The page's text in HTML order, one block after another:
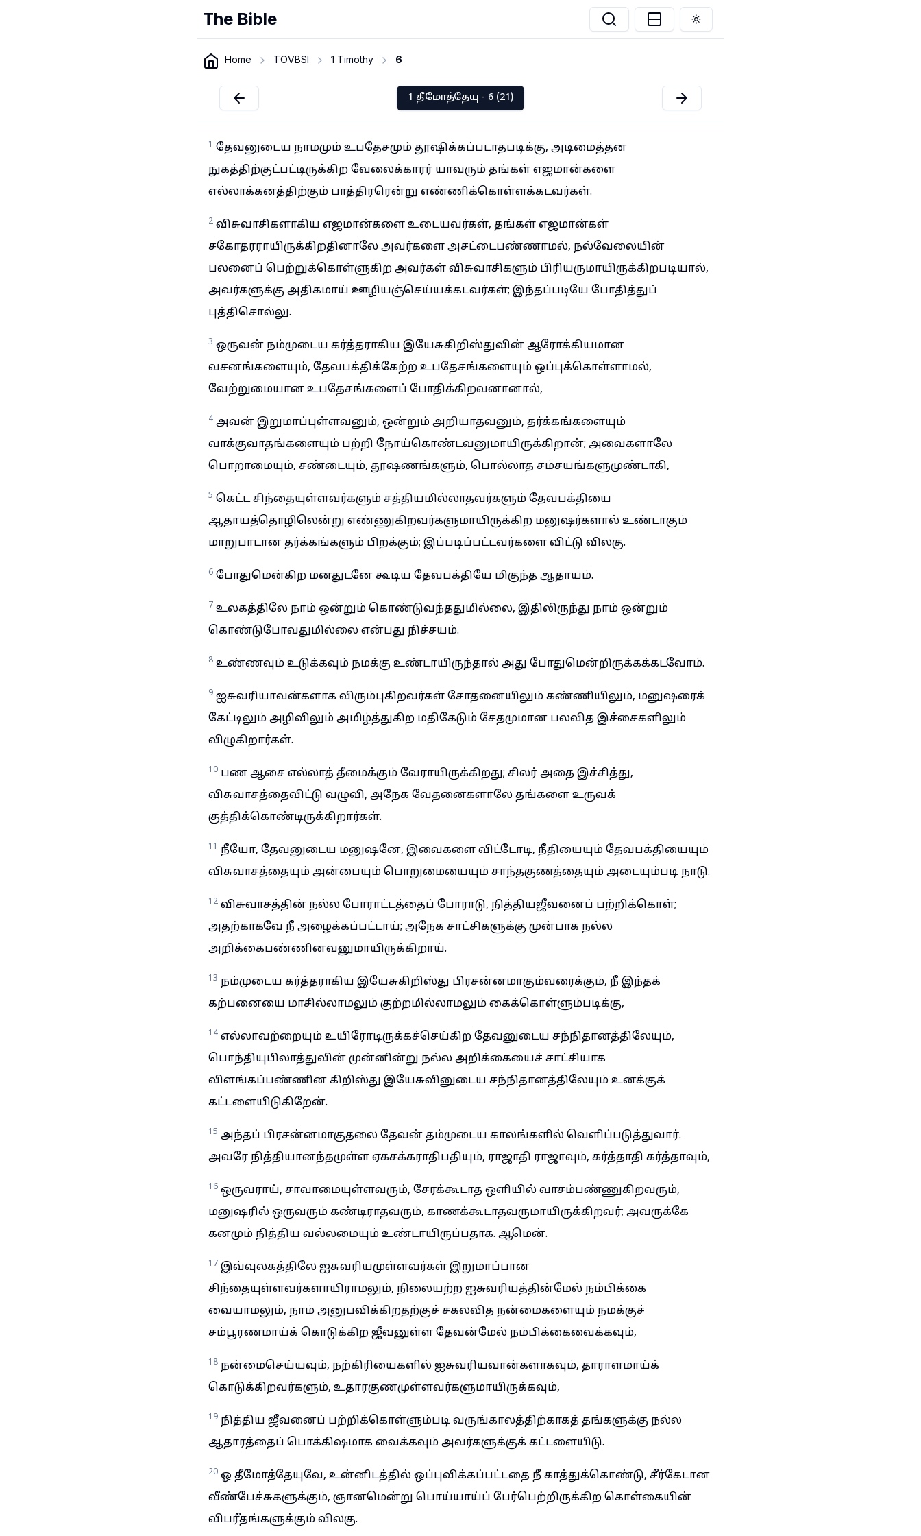
The Bible Toggle theme
Home TOVBSI 1 Timothy 6
1 தீமோத்தேயு - 6 (21)
1 தேவனுடைய நாமமும் உபதேசமும் தூஷிக்கப்படாதபடிக்கு, அடிமைத்தன
நுகத்திற்குட்பட்டிருக்கிற வேலைக்காரர் யாவரும் தங்கள் எஜமான்களை
எல்லாக்கனத்திற்கும் பாத்திரரென்று எண்ணிக்கொள்ளக்கடவர்கள்.
2 விசுவாசிகளாகிய எஜமான்களை உடையவர்கள், தங்கள் எஜமான்கள்
சகோதரராயிருக்கிறதினாலே அவர்களை அசட்டைபண்ணாமல், நல்வேலையின்
பலனைப் பெற்றுக்கொள்ளுகிற அவர்கள் விசுவாசிகளும் பிரியருமாயிருக்கிறபடியால்,
அவர்களுக்கு அதிகமாய் ஊழியஞ்செய்யக்கடவர்கள்; இந்தப்படியே போதித்துப்
புத்திசொல்லு.
3 ஒருவன் நம்முடைய கர்த்தராகிய இயேசுகிறிஸ்துவின் ஆரோக்கியமான
வசனங்களையும், தேவபக்திக்கேற்ற உபதேசங்களையும் ஒப்புக்கொள்ளாமல்,
வேற்றுமையான உபதேசங்களைப் போதிக்கிறவனானால்,
4 அவன் இறுமாப்புள்ளவனும், ஒன்றும் அறியாதவனும், தர்க்கங்களையும்
வாக்குவாதங்களையும் பற்றி நோய்கொண்டவனுமாயிருக்கிறான்; அவைகளாலே
பொறாமையும், சண்டையும், தூஷணங்களும், பொல்லாத சம்சயங்களுமுண்டாகி,
5 கெட்ட சிந்தையுள்ளவர்களும் சத்தியமில்லாதவர்களும் தேவபக்தியை
ஆதாயத்தொழிலென்று எண்ணுகிறவர்களுமாயிருக்கிற மனுஷர்களால் உண்டாகும்
மாறுபாடான தர்க்கங்களும் பிறக்கும்; இப்படிப்பட்டவர்களை விட்டு விலகு.
6 போதுமென்கிற மனதுடனே கூடிய தேவபக்தியே மிகுந்த ஆதாயம்.
7 உலகத்திலே நாம் ஒன்றும் கொண்டுவந்ததுமில்லை, இதிலிருந்து நாம் ஒன்றும்
கொண்டுபோவதுமில்லை என்பது நிச்சயம்.
8 உண்ணவும் உடுக்கவும் நமக்கு உண்டாயிருந்தால் அது போதுமென்றிருக்கக்கடவோம்.
9 ஐசுவரியாவன்களாக விரும்புகிறவர்கள் சோதனையிலும் கண்ணியிலும், மனுஷரைக்
கேட்டிலும் அழிவிலும் அமிழ்த்துகிற மதிகேடும் சேதமுமான பலவித இச்சைகளிலும்
விழுகிறார்கள்.
10 பண ஆசை எல்லாத் தீமைக்கும் வேராயிருக்கிறது; சிலர் அதை இச்சித்து,
விசுவாசத்தைவிட்டு வழுவி, அநேக வேதனைகளாலே தங்களை உருவக்
குத்திக்கொண்டிருக்கிறார்கள்.
11 நீயோ, தேவனுடைய மனுஷனே, இவைகளை விட்டோடி, நீதியையும் தேவபக்தியையும்
விசுவாசத்தையும் அன்பையும் பொறுமையையும் சாந்தகுணத்தையும் அடையும்படி நாடு.
12 விசுவாசத்தின் நல்ல போராட்டத்தைப் போராடு, நித்தியஜீவனைப் பற்றிக்கொள்;
அதற்காகவே நீ அழைக்கப்பட்டாய்; அநேக சாட்சிகளுக்கு முன்பாக நல்ல
அறிக்கைபண்ணினவனுமாயிருக்கிறாய்.
13 நம்முடைய கர்த்தராகிய இயேசுகிறிஸ்து பிரசன்னமாகும்வரைக்கும், நீ இந்தக்
கற்பனையை மாசில்லாமலும் குற்றமில்லாமலும் கைக்கொள்ளும்படிக்கு,
14 எல்லாவற்றையும் உயிரோடிருக்கச்செய்கிற தேவனுடைய சந்நிதானத்திலேயும்,
பொந்தியுபிலாத்துவின் முன்னின்று நல்ல அறிக்கையைச் சாட்சியாக
விளங்கப்பண்ணின கிறிஸ்து இயேசுவினுடைய சந்நிதானத்திலேயும் உனக்குக்
கட்டளையிடுகிறேன்.
15 அந்தப் பிரசன்னமாகுதலை தேவன் தம்முடைய காலங்களில் வெளிப்படுத்துவார்.
அவரே நித்தியானந்தமுள்ள ஏகசக்கராதிபதியும், ராஜாதி ராஜாவும், கர்த்தாதி கர்த்தாவும்,
16 ஒருவராய், சாவாமையுள்ளவரும், சேரக்கூடாத ஒளியில் வாசம்பண்ணுகிறவரும்,
மனுஷரில் ஒருவரும் கண்டிராதவரும், காணக்கூடாதவருமாயிருக்கிறவர்; அவருக்கே
கனமும் நித்திய வல்லமையும் உண்டாயிருப்பதாக. ஆமென்.
17 இவ்வுலகத்திலே ஐசுவரியமுள்ளவர்கள் இறுமாப்பான
சிந்தையுள்ளவர்களாயிராமலும், நிலையற்ற ஐசுவரியத்தின்மேல் நம்பிக்கை
வையாமலும், நாம் அனுபவிக்கிறதற்குச் சகலவித நன்மைகளையும் நமக்குச்
சம்பூரணமாய்க் கொடுக்கிற ஜீவனுள்ள தேவன்மேல் நம்பிக்கைவைக்கவும்,
18 நன்மைசெய்யவும், நற்கிரியைகளில் ஐசுவரியவான்களாகவும், தாராளமாய்க்
கொடுக்கிறவர்களும், உதாரகுணமுள்ளவர்களுமாயிருக்கவும்,
19 நித்திய ஜீவனைப் பற்றிக்கொள்ளும்படி வருங்காலத்திற்காகத் தங்களுக்கு நல்ல
ஆதாரத்தைப் பொக்கிஷமாக வைக்கவும் அவர்களுக்குக் கட்டளையிடு.
20 ஓ தீமோத்தேயுவே, உன்னிடத்தில் ஒப்புவிக்கப்பட்டதை நீ காத்துக்கொண்டு, சீர்கேடான
வீண்பேச்சுகளுக்கும், ஞானமென்று பொய்யாய்ப் பேர்பெற்றிருக்கிற கொள்கையின்
விபரீதங்களுக்கும் விலகு.